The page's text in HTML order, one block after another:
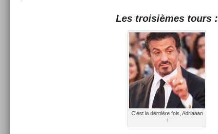
Les troisiè­mes tours :
C’est la dernière fois, Ad­riaaan
!